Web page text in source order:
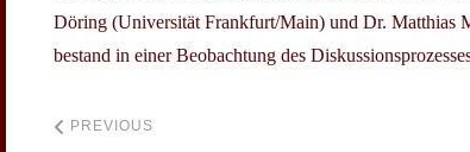
Döring (Universität Frankfurt/Main) und Dr. Matthias
bestand in einer Beobachtung des
PREVIOUS